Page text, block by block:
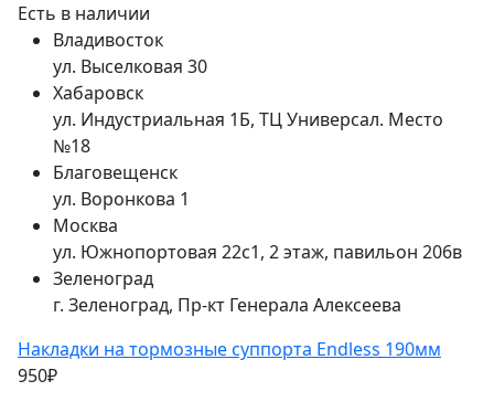
Есть в наличии
Владивосток
ул. Выселковая 30
Хабаровск
ул. Индустриальная 1Б, ТЦ Универсал. Место
№18
Благовещенск
ул. Воронкова 1
Москва
ул. Южнопортовая 22с1, 2 этаж, павильон 206в
Зеленоград
г. Зеленоград, Пр-кт Генерала Алексеева
Накладки на тормозные суппорта Endless 190мм
950₽